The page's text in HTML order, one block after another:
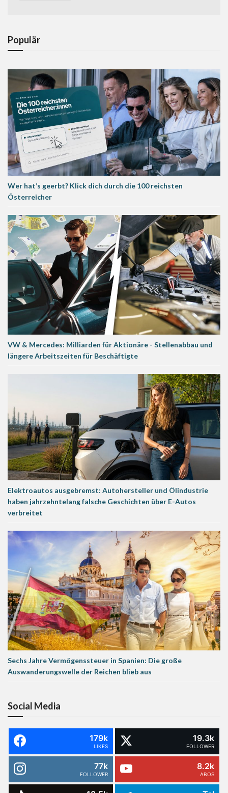
Populär
Wer hat’s geerbt? Klick dich durch die 100 reichsten
Österreicher
VW & Mercedes: Milliarden für Aktionäre - Stellenabbau und
längere Arbeitszeiten für Beschäftigte
Elektroautos ausgebremst: Autohersteller und Ölindustrie
haben jahrzehntelang falsche Geschichten über E-Autos
verbreitet
Sechs Jahre Vermögenssteuer in Spanien: Die große
Auswanderungswelle der Reichen blieb aus
Social Media
179k
LIKES
19.3k
FOLLOWER
77k
FOLLOWER
8.2k
ABOS